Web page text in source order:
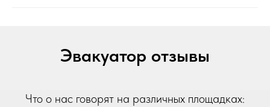
Эвакуатор отзывы
Что о нас говорят на различных площадках: